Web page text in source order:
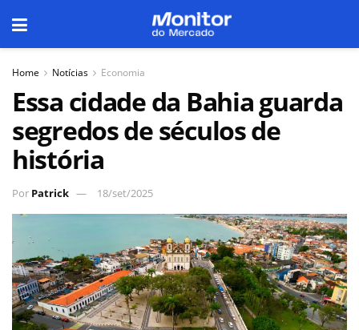
Home Notícias Economia
Essa cidade da Bahia guarda
segredos de séculos de
história
Por Patrick 18/set/2025